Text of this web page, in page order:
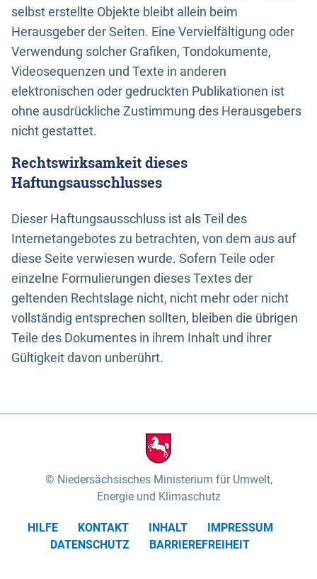
selbst erstellte Objekte bleibt allein beim
Herausgeber der Seiten. Eine Vervielfältigung oder
Verwendung solcher Grafiken, Tondokumente,
Videosequenzen und Texte in anderen
elektronischen oder gedruckten Publikationen ist
ohne ausdrückliche Zustimmung des Herausgebers
nicht gestattet.
Rechtswirksamkeit dieses
Haftungsausschlusses
Dieser Haftungsausschluss ist als Teil des
Internetangebotes zu betrachten, von dem aus auf
diese Seite verwiesen wurde. Sofern Teile oder
einzelne Formulierungen dieses Textes der
geltenden Rechtslage nicht, nicht mehr oder nicht
vollständig entsprechen sollten, bleiben die übrigen
Teile des Dokumentes in ihrem Inhalt und ihrer
Gültigkeit davon unberührt.
Niedersächsisches Ministerium für Umwelt,
Energie und Klimaschutz
HILFE KONTAKT INHALT
IMPRESSUM
DATENSCHUTZ
BARRIEREFREIHEIT